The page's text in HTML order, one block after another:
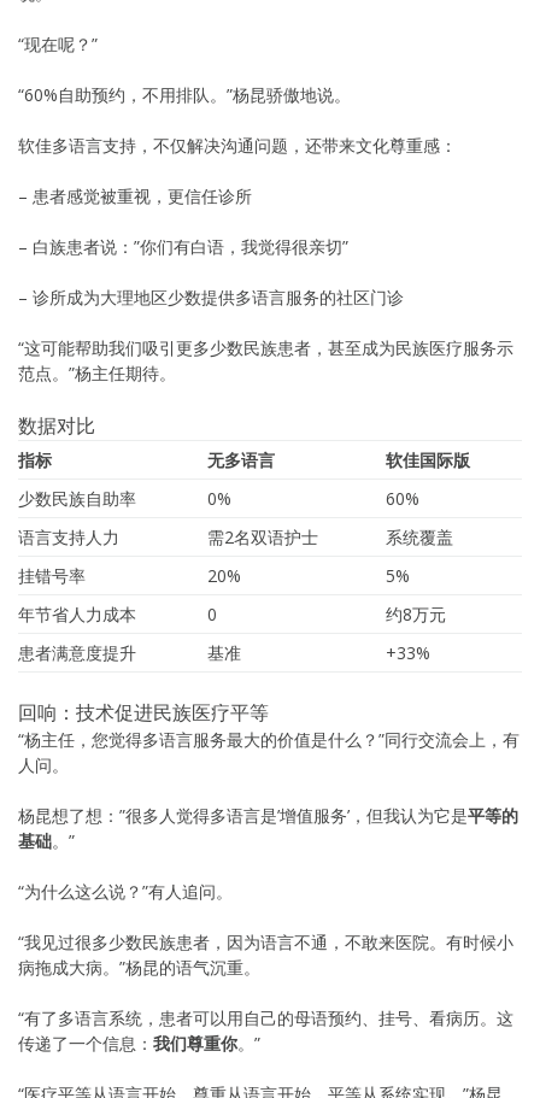
“现在呢？”
“60%自助预约，不用排队。”杨昆骄傲地说。
软佳多语言支持，不仅解决沟通问题，还带来文化尊重感：
– 患者感觉被重视，更信任诊所
– 白族患者说：”你们有白语，我觉得很亲切”
– 诊所成为大理地区少数提供多语言服务的社区门诊
“这可能帮助我们吸引更多少数民族患者，甚至成为民族医疗服务示
范点。”杨主任期待。
数据对比
指标 无多语言
软佳国际版
少数民族自助率
0%
60%
语言支持人力
需2名双语护士
系统覆盖
挂错号率
20%
5%
年节省人力成本
0
约8万元
患者满意度提升
基准 +33%
回响：技术促进民族医疗平等
“杨主任，您觉得多语言服务最大的价值是什么？”同行交流会上，有
人问。
杨昆想了想：”很多人觉得多语言是’增值服务’，但我认为它是平等的
基础。”
“为什么这么说？”有人追问。
“我见过很多少数民族患者，因为语言不通，不敢来医院。有时候小
病拖成大病。”杨昆的语气沉重。
“有了多语言系统，患者可以用自己的母语预约、挂号、看病历。这
传递了一个信息： 我们尊重你。”